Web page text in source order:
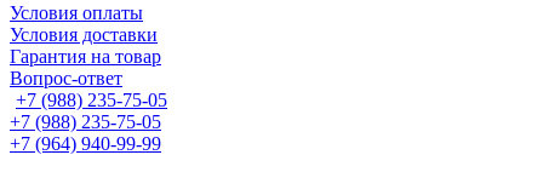
Условия оплаты
Условия доставки
Гарантия на товар
Вопрос-ответ
+7 (988) 235-75-05
+7 (988) 235-75-05
+7 (964) 940-99-99